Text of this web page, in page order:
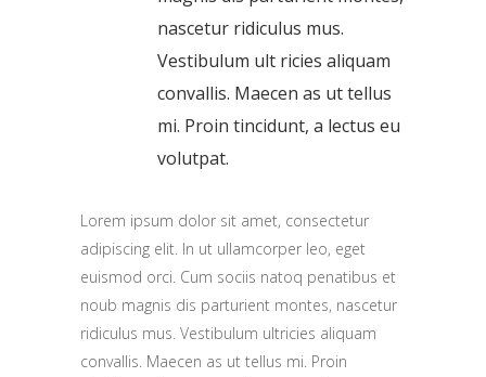
nascetur ridiculus mus.
Vestibulum ult ricies aliquam
convallis. Maecen as ut tellus
mi. Proin tincidunt, a lectus eu
volutpat.
Lorem ipsum dolor sit amet, consectetur
adipiscing elit. In ut ullamcorper leo, eget
euismod orci. Cum sociis natoq penatibus et
noub magnis dis parturient montes, nascetur
ridiculus mus. Vestibulum ultricies aliquam
convallis. Maecen as ut tellus mi. Proin